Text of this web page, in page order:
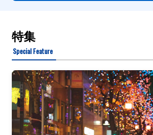
特集
Special Feature